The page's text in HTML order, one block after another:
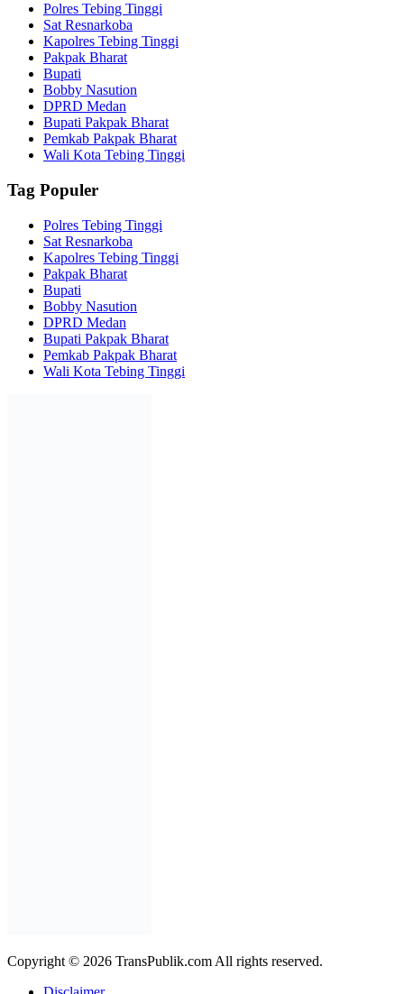
Polres Tebing Tinggi
Sat Resnarkoba
Kapolres Tebing Tinggi
Pakpak Bharat
Bupati
Bobby Nasution
DPRD Medan
Bupati Pakpak Bharat
Pemkab Pakpak Bharat
Wali Kota Tebing Tinggi
Tag Populer
Polres Tebing Tinggi
Sat Resnarkoba
Kapolres Tebing Tinggi
Pakpak Bharat
Bupati
Bobby Nasution
DPRD Medan
Bupati Pakpak Bharat
Pemkab Pakpak Bharat
Wali Kota Tebing Tinggi
Copyright © 2026 TransPublik.com All rights reserved.